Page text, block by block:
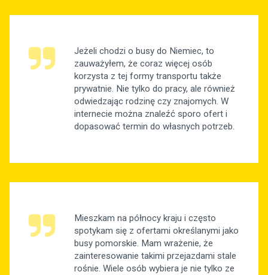
Jeżeli chodzi o busy do Niemiec, to
zauważyłem, że coraz więcej osób
korzysta z tej formy transportu także
prywatnie. Nie tylko do pracy, ale również
odwiedzając rodzinę czy znajomych. W
internecie można znaleźć sporo ofert i
dopasować termin do własnych potrzeb.
Mieszkam na północy kraju i często
spotykam się z ofertami określanymi jako
busy pomorskie. Mam wrażenie, że
zainteresowanie takimi przejazdami stale
rośnie. Wiele osób wybiera je nie tylko ze